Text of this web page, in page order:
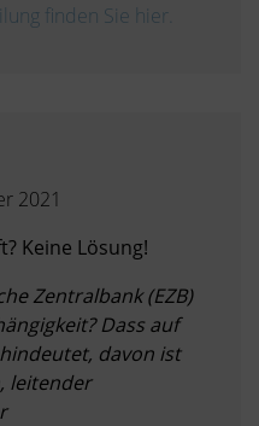
finden Sie hier.
2021
Keine Lösung!
Zentralbank (EZB)
Dass auf
davon ist
leitender